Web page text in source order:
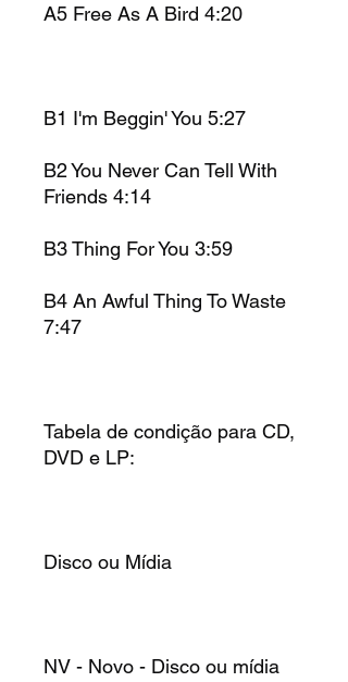
A5 Free As A Bird 4:20
B1 I'm Beggin' You 5:27
B2 You Never Can Tell With
Friends 4:14
B3 Thing For You 3:59
B4 An Awful Thing To Waste
7:47
Tabela de condição para CD,
DVD e LP:
Disco ou Mídia
NV - Novo - Disco ou mídia